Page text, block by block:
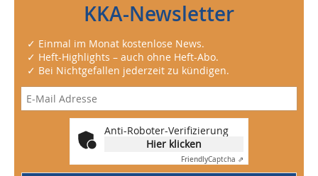
KKA-Newsletter
✓ Einmal im Monat kostenlose News.
✓ Heft-Highlights – auch ohne Heft-Abo.
✓ Bei Nichtgefallen jederzeit zu kündigen.
Anti-Roboter-Verifizierung
Hier klicken
FriendlyCaptcha ⇗